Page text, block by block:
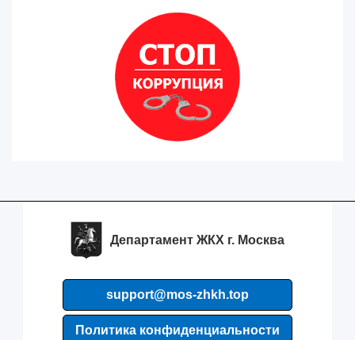
Департамент ЖКХ г. Москва
support@mos-zhkh.top
Политика конфиденциальности